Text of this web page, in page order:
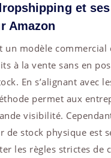
et ses
Amazon
un modèle commercial
à la vente sans en
En s’alignant avec
permet aux
visibilité.
de stock physique est
les règles strictes de